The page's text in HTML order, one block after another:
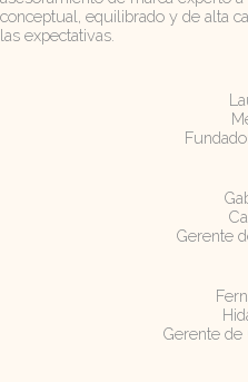
conceptual, equilibrado y de alta
las expectativas.
Gerente
Gerente de